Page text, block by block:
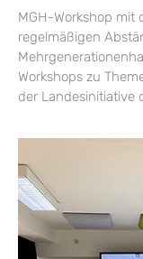
MGH-Workshop mit
regelmäßigen
Workshops zu
der Landesinitiative